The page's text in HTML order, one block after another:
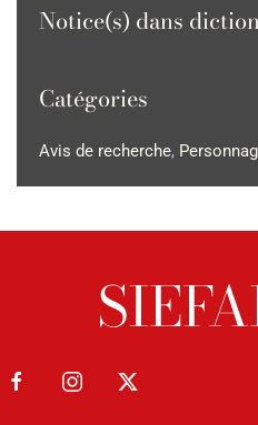
Notice(s) dans
Catégories
Avis de recherche,